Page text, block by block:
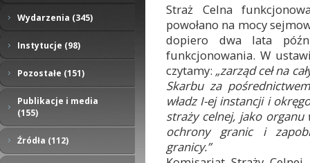
Wydarzenia (345)
Instytucje (98)
Pozostałe (151)
Publikacje i media
(155)
Źródła (112)
Straż Celna
powołano na mocy
dopiero dwa lata
funkcjonowania. W
czytamy: „zarząd ceł na
Skarbu za
władz I-ej instancji i
straży celnej, jako organu
ochrony granic i
granicy.”